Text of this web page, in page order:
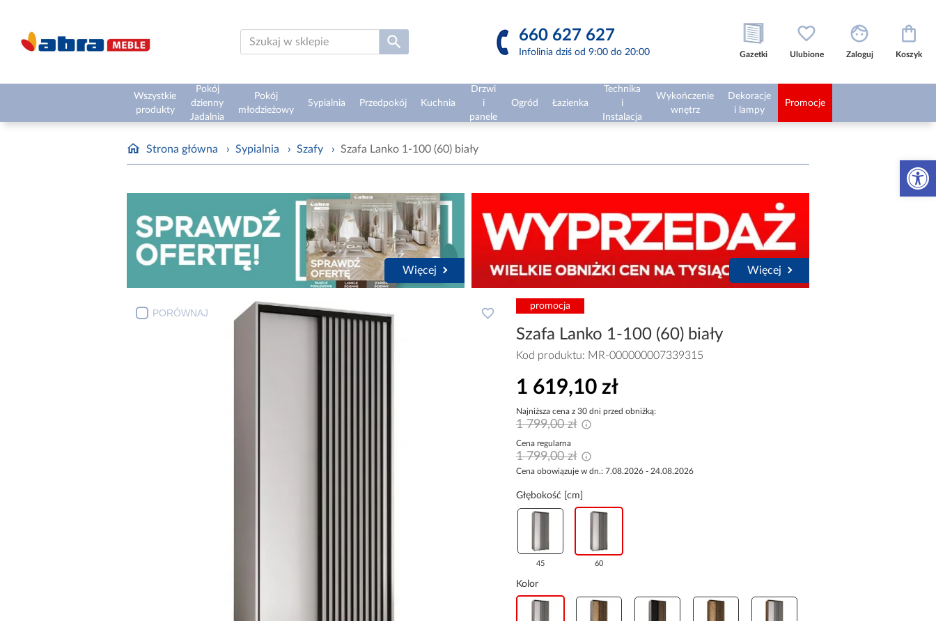
Otwórz
660 627 627
Infolinia dziś od 9:00 do 20:00 Gazetki Ulubione Zaloguj Koszyk
Wszystkie
produkty
Pokój
dzienny
Jadalnia
Pokój
młodzieżowy
Sypialnia Przedpokój Kuchnia
Drzwi
i
panele
Ogród Łazienka
Technika
i
Instalacja
Wykończenie
wnętrz
Dekoracje
i lampy
Promocje
Strona główna › Sypialnia › Szafy › Szafa Lanko 1-100 (60) biały
Więcej Więcej
PORÓWNAJ
promocja
Szafa Lanko 1-100 (60) biały
Kod produktu: MR-000000007339315
1 619,10 zł
Najniższa cena z 30 dni przed obniżką:
1 799,00 zł
Cena regularna
1 799,00 zł
Cena obowiązuje w dn.: 7.08.2026 - 24.08.2026
Głębokość [cm]
45 60
Kolor